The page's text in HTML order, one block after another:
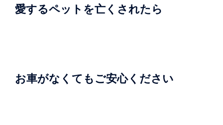
愛するペットを亡くされたら
お車がなくてもご安心ください